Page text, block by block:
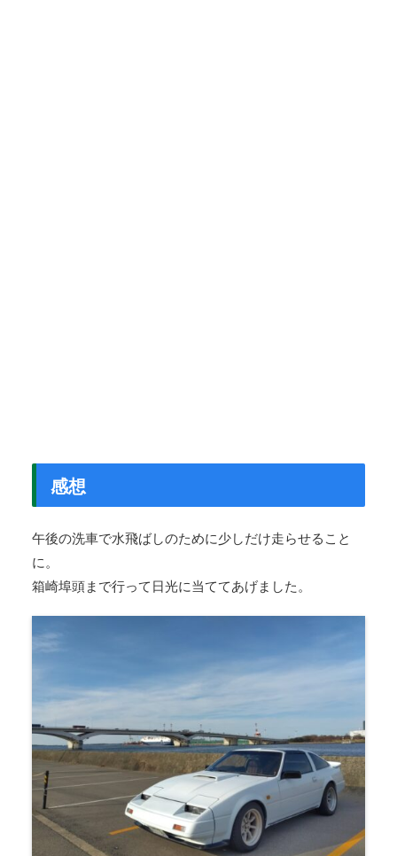
感想
午後の洗車で水飛ばしのために少しだけ走らせること
に。
箱崎埠頭まで行って日光に当ててあげました。